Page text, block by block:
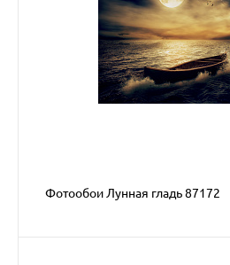
Фотообои Лунная гладь 87172